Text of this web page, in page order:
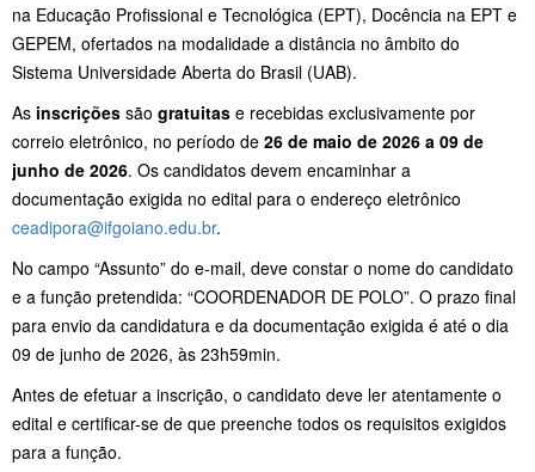
na Educação Profissional e Tecnológica (EPT), Docência na EPT e
GEPEM, ofertados na modalidade a distância no âmbito do
Sistema Universidade Aberta do Brasil (UAB).
As inscrições são gratuitas e recebidas exclusivamente por
correio eletrônico, no período de 26 de maio de 2026 a 09 de
junho de 2026. Os candidatos devem encaminhar a
documentação exigida no edital para o endereço eletrônico
ceadipora@ifgoiano.edu.br.
No campo “Assunto” do e-mail, deve constar o nome do candidato
e a função pretendida: “COORDENADOR DE POLO”. O prazo final
para envio da candidatura e da documentação exigida é até o dia
09 de junho de 2026, às 23h59min.
Antes de efetuar a inscrição, o candidato deve ler atentamente o
edital e certificar-se de que preenche todos os requisitos exigidos
para a função.